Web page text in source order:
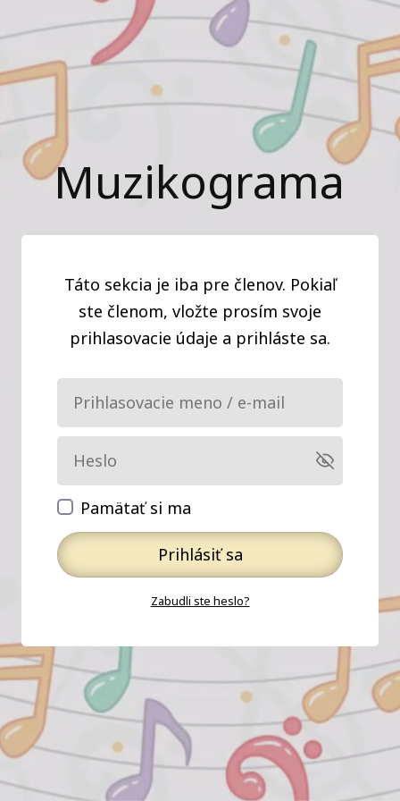
Muzikograma
Táto sekcia je iba pre členov. Pokiaľ
ste členom, vložte prosím svoje
prihlasovacie údaje a prihláste sa.
Pamätať si ma
Prihlásiť sa
Zabudli ste heslo?